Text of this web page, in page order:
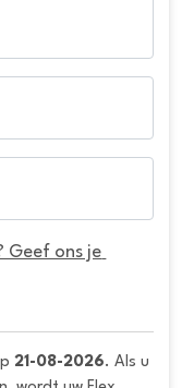
Geef ons je
21-08-2026. Als u